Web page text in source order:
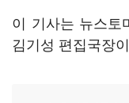
이 기사는 뉴스토
김기성 편집국장